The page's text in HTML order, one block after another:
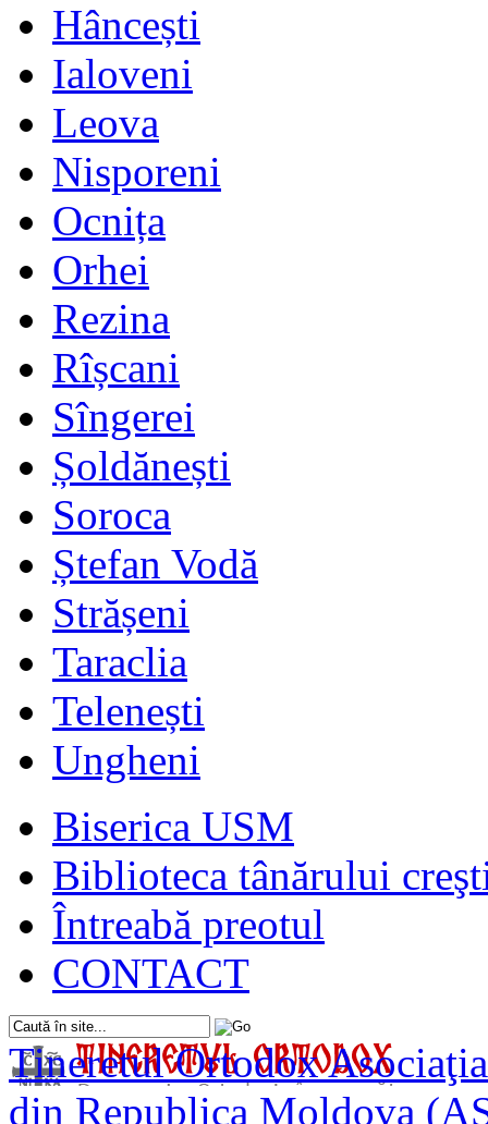
Hâncești
Ialoveni
Leova
Nisporeni
Ocnița
Orhei
Rezina
Rîșcani
Sîngerei
Șoldănești
Soroca
Ștefan Vodă
Strășeni
Taraclia
Telenești
Ungheni
Biserica USM
Biblioteca tânărului
Întreabă preotul
CONTACT
Tineretul Ortodox
din Republica Moldova